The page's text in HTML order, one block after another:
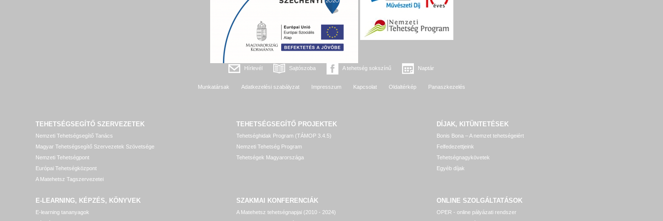
Hírlevél Sajtószoba A tehetség sokszínű Naptár
Munkatársak Adatkezelési szabályzat Impresszum Kapcsolat Oldaltérkép Panaszkezelés
TEHETSÉGSEGÍTŐ SZERVEZETEK
Nemzeti Tehetségsegítő Tanács
Magyar Tehetségsegítő Szervezetek Szövetsége
Nemzeti Tehetségpont
Európai Tehetségközpont
A Matehetsz Tagszervezetei
TEHETSÉGSEGÍTŐ PROJEKTEK
Tehetséghidak Program (TÁMOP 3.4.5)
Nemzeti Tehetség Program
Tehetségek Magyarországa
DÍJAK, KITÜNTETÉSEK
Bonis Bona – A nemzet tehetségeiért
Felfedezettjeink
Tehetségnagykövetek
Egyéb díjak
E-LEARNING, KÉPZÉS, KÖNYVEK
E-learning tananyagok
SZAKMAI KONFERENCIÁK
A Matehetsz tehetségnapjai (2010 - 2024)
ONLINE SZOLGÁLTATÁSOK
OPER - online pályázati rendszer